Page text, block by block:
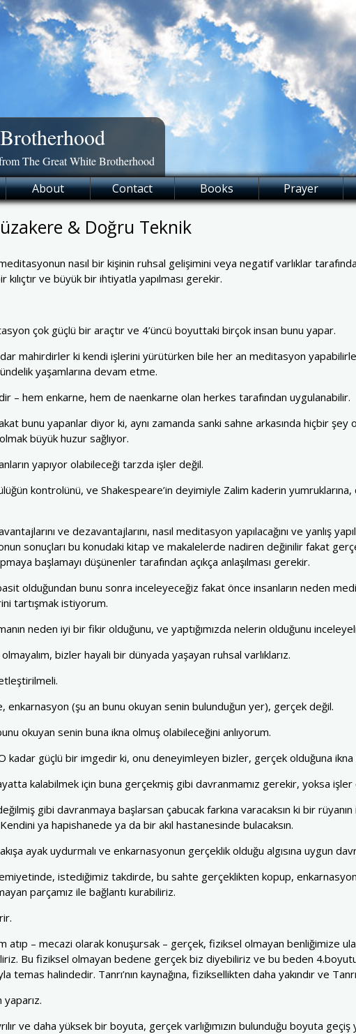
The Great White Brotherhood
About Contact Books Prayer
& Doğru Teknik
nasıl bir kişinin ruhsal gelişimini veya negatif varlıklar
ve büyük bir ihtiyatla yapılması gerekir.
çok güçlü bir araçtır ve 4’üncü boyuttaki birçok insan bunu yapar.
mahirdirler ki kendi işlerini yürütürken bile her an meditasyon
yaşamlarına devam etme.
– hem enkarne, hem de naenkarne olan herkes tarafından uygulanabilir.
bunu yapanlar diyor ki, aynı zamanda sanki sahne arkasında hiçbir
olmak büyük huzur sağlıyor.
yapıyor olabileceği tarzda işler değil.
kontrolünü, ve Shakespeare’in deyimiyle Zalim kaderin yumruklarına,
ve dezavantajlarını, nasıl meditasyon yapılacağını ve yanlış
sonuçları bu konudaki kitap ve makalelerde nadiren değinilir fakat
başlamayı düşünenler tarafından açıkça anlaşılması gerekir.
olduğundan bunu sonra inceleyeceğiz fakat önce insanların neden
tartışmak istiyorum.
neden iyi bir fikir olduğunu, ve yaptığımızda nelerin olduğunu
bizler hayali bir dünyada yaşayan ruhsal varlıklarız.
enkarnasyon (şu an bunu okuyan senin bulunduğun yer), gerçek değil.
okuyan senin buna ikna olmuş olabileceğini anlıyorum.
kadar güçlü bir imgedir ki, onu deneyimleyen bizler, gerçek olduğuna ikna
kalabilmek için buna gerçekmiş gibi davranmamız gerekir, yoksa
gibi davranmaya başlarsan çabucak farkına varacaksın ki bir
ya hapishanede ya da bir akıl hastanesinde bulacaksın.
ayak uydurmalı ve enkarnasyonun gerçeklik olduğu algısına uygun
istediğimiz takdirde, bu sahte gerçeklikten kopup,
parçamız ile bağlantı kurabiliriz.
atıp – mecazi olarak konuşursak – gerçek, fiziksel olmayan benliğimize
Bu fiziksel olmayan bedene gerçek biz diyebiliriz ve bu beden
temas halindedir. Tanrı’nın kaynağına, fiziksellikten daha yakındır ve
ve daha yüksek bir boyuta, gerçek varlığımızın bulunduğu boyuta geçiş